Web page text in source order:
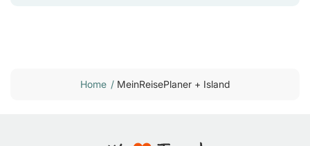
Home / MeinReisePlaner + Island